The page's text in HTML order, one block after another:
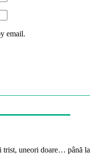
email.
trist, uneori doare… până la